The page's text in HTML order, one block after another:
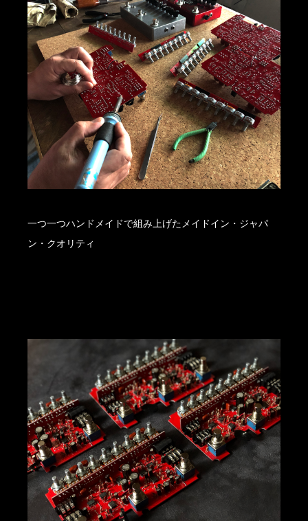
一つ一つハンドメイドで組み上げたメイドイン・ジャパ
ン・クオリティ